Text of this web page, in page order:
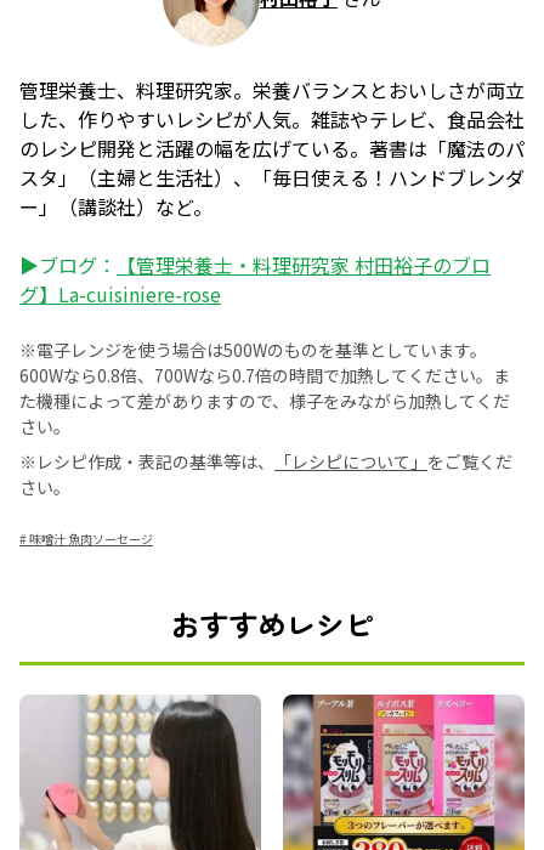
管理栄養士、料理研究家。栄養バランスとおいしさが両立
した、作りやすいレシピが人気。雑誌やテレビ、食品会社
のレシピ開発と活躍の幅を広げている。著書は「魔法のパ
スタ」（主婦と生活社）、「毎日使える！ハンドブレンダ
ー」（講談社）など。
▶ブログ：
【管理栄養士・料理研究家 村田裕子のブロ
グ】La-cuisiniere-rose
※電子レンジを使う場合は500Wのものを基準としています。
600Wなら0.8倍、700Wなら0.7倍の時間で加熱してください。ま
た機種によって差がありますので、様子をみながら加熱してくだ
さい。
※レシピ作成・表記の基準等は、
「レシピについて」 をご覧くだ
さい。
#味噌汁 魚肉ソーセージ
おすすめレシピ